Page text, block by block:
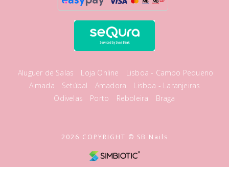
Aluguer de Salas Loja Online
Lisboa - Campo Pequeno
Almada
Setúbal Amadora
Lisboa - Laranjeiras
Odivelas
Porto Reboleira Braga
2026 COPYRIGHT © SB Nails